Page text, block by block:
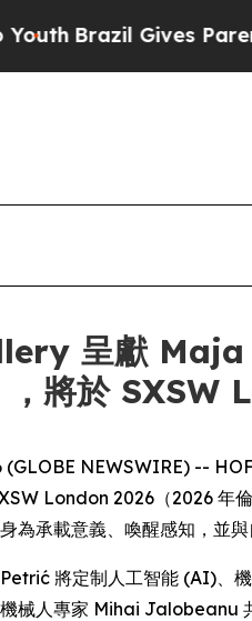
Brazil Gives Parents
呈獻
將於 SXSW
(GLOBE NEWSWIRE) --
London 2026（2026 年
為承載意義、喚醒感知，並
將定制人工智能 (AI)、
械人專家 Mihai Jalobeanu